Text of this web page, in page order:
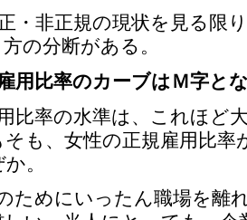
・非正規の現状を見る限
の分断がある。
用比率のカーブはＭ字と
比率の水準は、これほど
も、女性の正規雇用比率
。
ためにいったん職場を離